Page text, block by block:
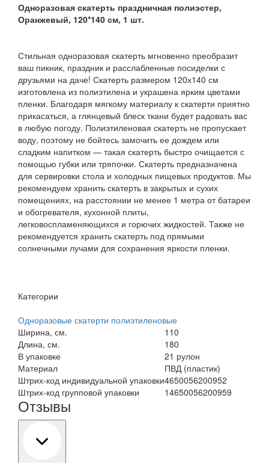
Одноразовая скатерть праздничная полиэстер,
Оранжевый, 120*140 см, 1 шт.
Стильная одноразовая скатерть мгновенно преобразит
ваш пикник, праздник и расслабленные посиделки с
друзьями на даче! Скатерть размером 120х140 см
изготовлена из полиэтилена и украшена ярким цветами
пленки. Благодаря мягкому материалу к скатерти приятно
прикасаться, а глянцевый блеск ткани будет радовать вас
в любую погоду. Полиэтиленовая скатерть не пропускает
воду, поэтому не бойтесь замочить ее дождем или
сладким напитком — такая скатерть быстро очищается с
помощью губки или тряпочки. Скатерть предназначена
для сервировки стола и холодных пищевых продуктов. Мы
рекомендуем хранить скатерть в закрытых и сухих
помещениях, на расстоянии не менее 1 метра от батареи
и обогревателя, кухонной плиты,
легковоспламеняющихся и горючих жидкостей. Также не
рекомендуется хранить скатерть под прямыми
солнечными лучами для сохранения яркости пленки.
Категории
Одноразовые скатерти полиэтиленовые
Ширина, см.
110
Длина, см.
180
В упаковке
21 рулон
Материал
ПВД (пластик)
Штрих-код индивидуальной упаковки4650056200952
Штрих-код групповой упаковки
14650056200959
Отзывы